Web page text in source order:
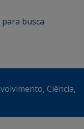
para busca
Ciência,